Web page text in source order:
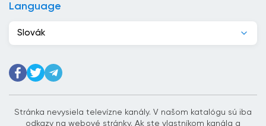
Ekvádor
Etiópia
Language
Slovák
Stránka nevysiela televízne kanály. V našom katalógu sú iba
odkazy na webové stránky. Ak ste vlastníkom kanála a